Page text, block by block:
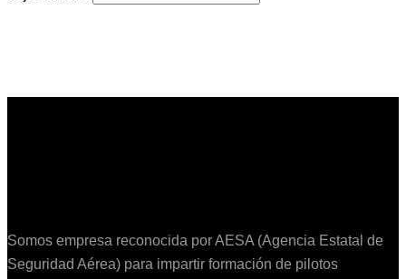
Somos empresa reconocida por AESA (Agencia Estatal de
Seguridad Aérea) para impartir formación de pilotos